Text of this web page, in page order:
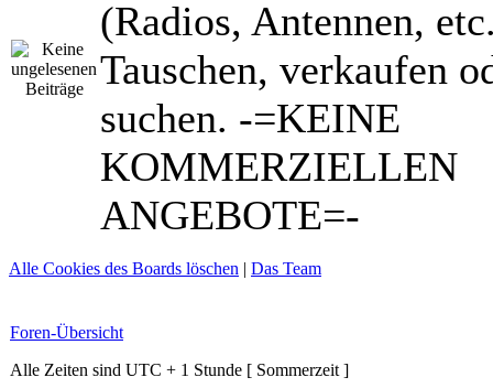
(Radios, Antennen,
Tauschen, verkaufen
suchen. -=KEINE
KOMMERZIELLEN
ANGEBOTE=-
Alle Cookies des Boards löschen | Das Team
Foren-Übersicht
Alle Zeiten sind UTC + 1 Stunde [ Sommerzeit ]